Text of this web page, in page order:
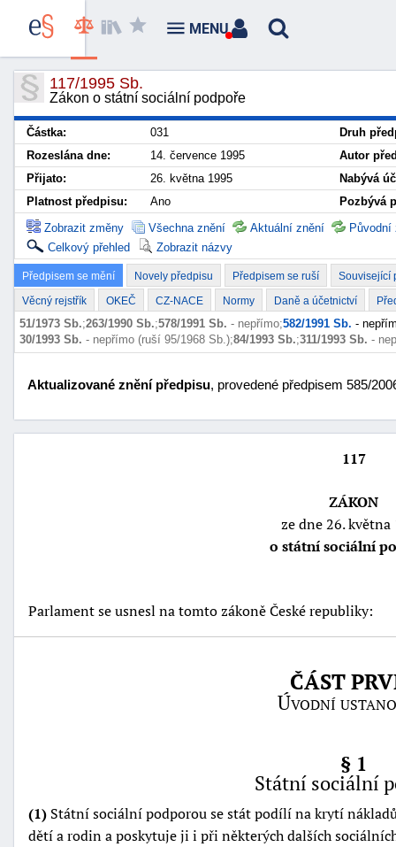
117/1995 Sb.
Zákon o státní sociální podpoře
Částka: 031
Druh
Rozeslána dne:
14. července 1995
Autor
Přijato:
26. května 1995
Nabývá
Platnost předpisu:
Ano
Pozbývá
Zobrazit změny
Všechna znění Aktuální znění
Původní
Celkový přehled
Zobrazit názvy
Předpisem se mění Novely předpisu Předpisem se ruší Související
Věcný rejstřík OKEČ CZ-NACE Normy Daně a účetnictví
51/1973 Sb.;263/1990 Sb.;578/1991 Sb. - nepřímo;582/1991 Sb. -
30/1993 Sb. - nepřímo (ruší 95/1968 Sb.);84/1993 Sb.;311/1993 Sb. -
Aktualizované znění předpisu, provedené předpisem 585/
117
ZÁKON
ze dne 26. května
o státní sociální
Parlament se usnesl na tomto zákoně České republiky:
ČÁST
Úvodní
§ 1
Státní sociální
(1) Státní sociální podporou se stát podílí na krytí
dětí a rodin a poskytuje ji i při některých dalších
MENU